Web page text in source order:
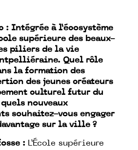
: Intégrée à l’écosystème
supérieure des beaux-
piliers de la vie
Quel rôle
la formation des
des jeunes créateurs
culturel futur du
nouveaux
souhaitez-vous engager
sur la ville ?
: L’École supérieure